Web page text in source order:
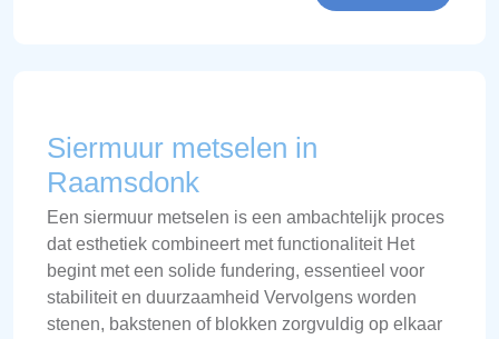
Siermuur metselen in
Raamsdonk
Een siermuur metselen is een ambachtelijk proces
dat esthetiek combineert met functionaliteit Het
begint met een solide fundering, essentieel voor
stabiliteit en duurzaamheid Vervolgens worden
stenen, bakstenen of blokken zorgvuldig op elkaar